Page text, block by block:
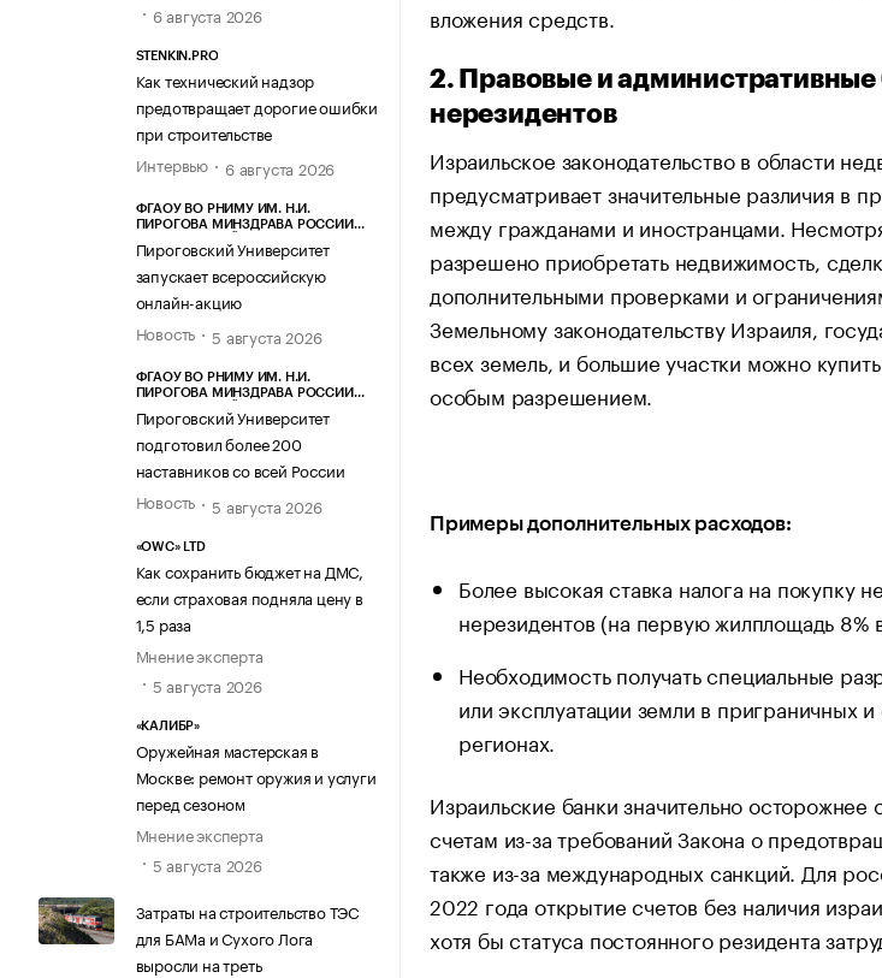
6 августа 2026
STENKIN.PRO
Как технический надзор
предотвращает дорогие ошибки
при строительстве
Интервью
6 августа 2026
ФГАОУ ВО РНИМУ ИМ. Н.И.
ПИРОГОВА МИНЗДРАВА РОССИИ
Пироговский Университет
запускает всероссийскую
онлайн-акцию
Новость
5 августа 2026
ФГАОУ ВО РНИМУ ИМ. Н.И.
ПИРОГОВА МИНЗДРАВА РОССИИ
Пироговский Университет
подготовил более 200
наставников со всей России
Новость
5 августа 2026
«OWC» LTD
Как сохранить бюджет на ДМС,
если страховая подняла цену в
1,5 раза
Мнение эксперта
5 августа 2026
«КАЛИБР»
Оружейная мастерская в
Москве: ремонт оружия и услуги
перед сезоном
Мнение эксперта
5 августа 2026
Затраты на строительство ТЭС
для БАМа и Сухого Лога
выросли на треть
вложения средств.
2. Правовые и административные
нерезидентов
Израильское законодательство в области
предусматривает значительные различия в
между гражданами и иностранцами.
разрешено приобретать недвижимость,
дополнительными проверками и
Земельному законодательству Израиля,
всех земель, и большие участки можно
особым разрешением.
Примеры дополнительных расходов:
Более высокая ставка налога на покупку
нерезидентов (на первую жилплощадь 8%
Необходимость получать специальные
или эксплуатации земли в приграничных
регионах.
Израильские банки значительно осторожнее
счетам из-за требований Закона о
также из-за международных санкций. Для
2022 года открытие счетов без наличия
хотя бы статуса постоянного резидента